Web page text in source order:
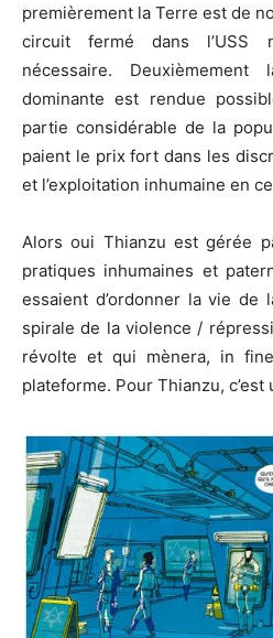
premièrement la Terre est de
circuit fermé dans l’USS
nécessaire.
dominante est rendue
partie considérable de la
paient le prix fort dans les
et l’exploitation inhumaine en
Alors oui Thianzu est gérée
pratiques inhumaines et
essaient d’ordonner la vie de
spirale de la violence /
révolte et qui mènera, in
plateforme. Pour Thianzu, c’est